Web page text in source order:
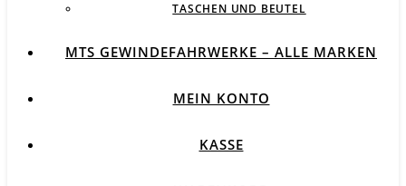
TASCHEN UND BEUTEL
MTS GEWINDEFAHRWERKE – ALLE MARKEN
MEIN KONTO
KASSE